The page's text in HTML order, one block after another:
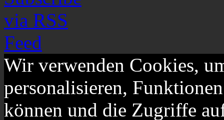
Wir verwenden Cookies,
personalisieren,
können und die Zugriffe